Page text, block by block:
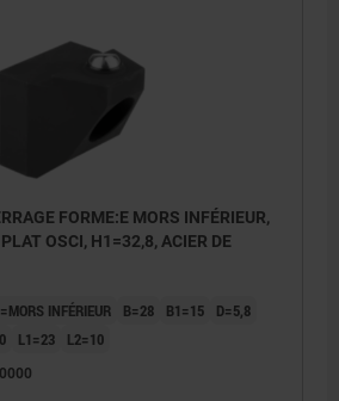
FORME:E MORS INFÉRIEUR,
OSCI, H1=32,8, ACIER DE
INFÉRIEUR B=28 B1=15
D=5,8
L1=23 L2=10